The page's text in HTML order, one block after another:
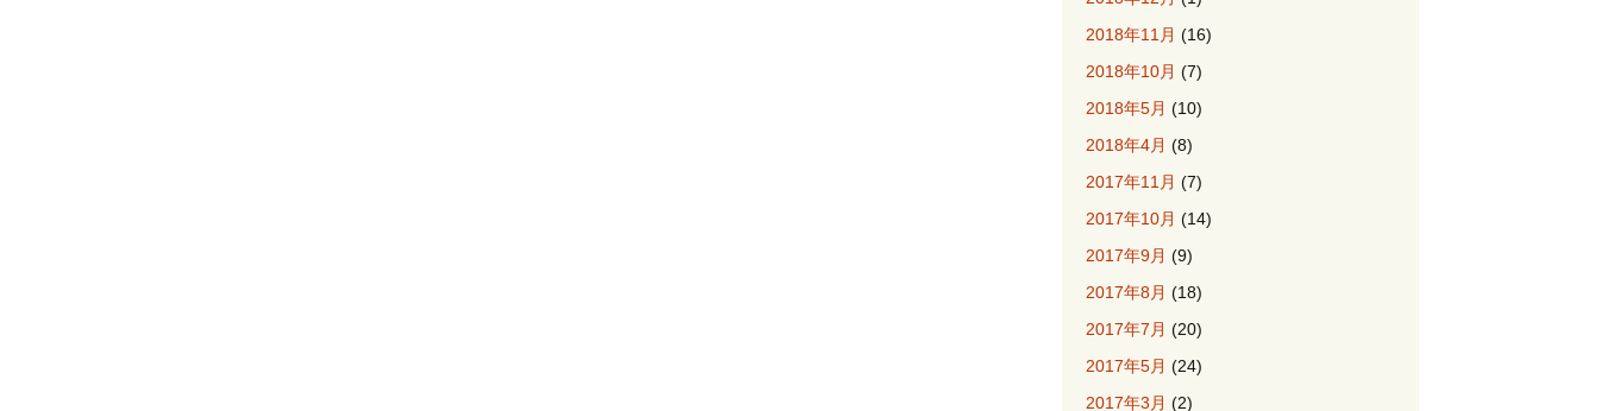
2018年11月 (16)
2018年10月 (7)
2018年5月 (10)
2018年4月 (8)
2017年11月 (7)
2017年10月 (14)
2017年9月 (9)
2017年8月 (18)
2017年7月 (20)
2017年5月 (24)
2017年3月 (2)